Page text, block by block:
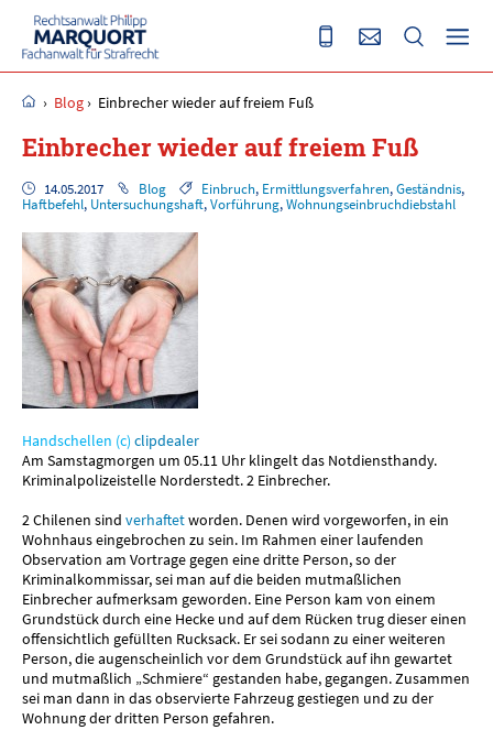
› Blog › Einbrecher wieder auf freiem Fuß
Einbrecher wieder auf freiem Fuß
14.05.2017 Blog Einbruch, Ermittlungsverfahren,Geständnis,
Haftbefehl, Untersuchungshaft,Vorführung,Wohnungseinbruchdiebstahl
Handschellen (c) clipdealer
Am Samstagmorgen um 05.11 Uhr klingelt das Notdiensthandy.
Kriminalpolizeistelle Norderstedt. 2 Einbrecher.
2 Chilenen sind verhaftetworden. Denen wird vorgeworfen, in ein
Wohnhaus eingebrochen zu sein. Im Rahmen einer laufenden
Observation am Vortrage gegen eine dritte Person, so der
Kriminalkommissar, sei man auf die beiden mutmaßlichen
Einbrecher aufmerksam geworden. Eine Person kam von einem
Grundstück durch eine Hecke und auf dem Rücken trug dieser einen
offensichtlich gefüllten Rucksack. Er sei sodann zu einer weiteren
Person, die augenscheinlich vor dem Grundstück auf ihn gewartet
und mutmaßlich „Schmiere“ gestanden habe, gegangen. Zusammen
sei man dann in das observierte Fahrzeug gestiegen und zu der
Wohnung der dritten Person gefahren.